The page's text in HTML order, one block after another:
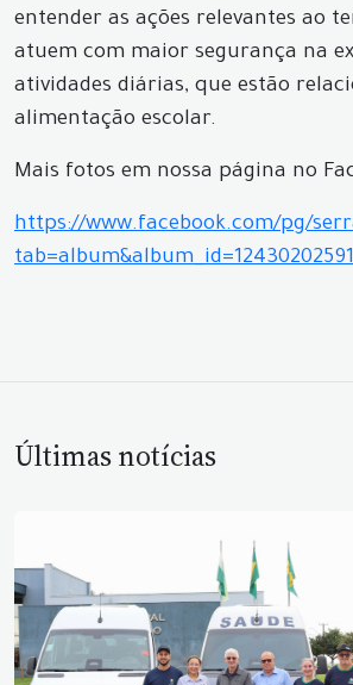
entender as ações relevantes ao
atuem com maior segurança na
atividades diárias, que estão
alimentação escolar.
Mais fotos em nossa página no
https://www.facebook.com/pg/
Últimas notícias